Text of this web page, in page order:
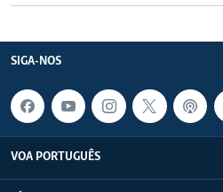
SIGA-NOS
VOA PORTUGUÊS